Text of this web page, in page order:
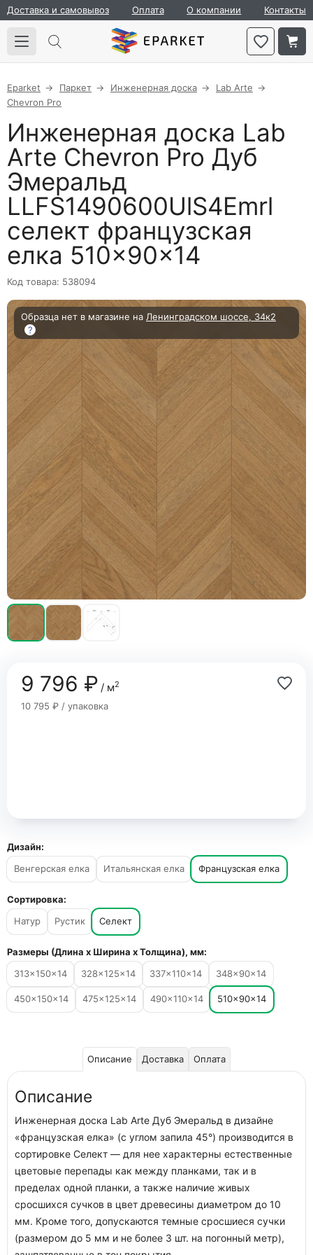
Доставка и самовывоз Оплата О компании Контакты
Eparket Паркет Инженерная доска
Lab Arte
Chevron Pro
Инженерная доска Lab
Arte Chevron Pro Дуб
Эмеральд
LLFS1490600UlS4Emrl
селект французская
елка 510×90×14
Код товара: 538094
Образца нет в магазине на Ленинградском шоссе, 34к2
?
9 796 ₽/ м2
10 795 ₽ / упаковка
Дизайн:
Венгерская елка
Итальянская елка Французская елка
Сортировка:
Натур
Рустик Селект
Размеры (Длина х Ширина х Толщина), мм:
313×150×14
328×125×14 337×110×14 348×90×14
450×150×14 475×125×14 490×110×14 510×90×14
Описание Доставка Оплата
Описание
Инженерная доска Lab Arte Дуб Эмеральд в дизайне
«французская елка» (с углом запила 45°) производится в
сортировке Селект — для нее характерны естественные
цветовые перепады как между планками, так и в
пределах одной планки, а также наличие живых
сросшихся сучков в цвет древесины диаметром до 10
мм. Кроме того, допускаются темные сросшиеся сучки
(размером до 5 мм и не более 3 шт. на погонный метр),